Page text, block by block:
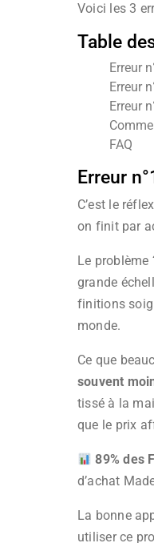
Voici les 3
Table
Erreur
Erreur
Erreur
FAQ
Erreur
C’est le
on finit par
Le
grande
finitions
monde.
Ce que
souvent
tissé à la
que le prix
89% des
d’achat
La bonne
utiliser ce